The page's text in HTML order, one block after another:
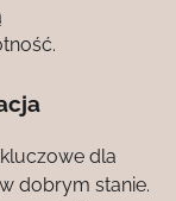
dla
dobrym stanie.